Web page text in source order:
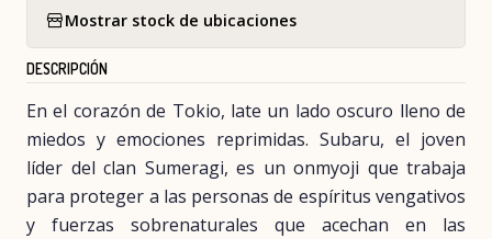
Mostrar stock de ubicaciones
DESCRIPCIÓN
En el corazón de Tokio, late un lado oscuro lleno de
miedos y emociones reprimidas. Subaru, el joven
líder del clan Sumeragi, es un onmyoji que trabaja
para proteger a las personas de espíritus vengativos
y fuerzas sobrenaturales que acechan en las